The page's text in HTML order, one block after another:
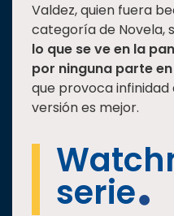
Valdez, quien fuera
categoría de Novela,
lo que se ve en la
por ninguna parte
que provoca
versión es mejor.
serie